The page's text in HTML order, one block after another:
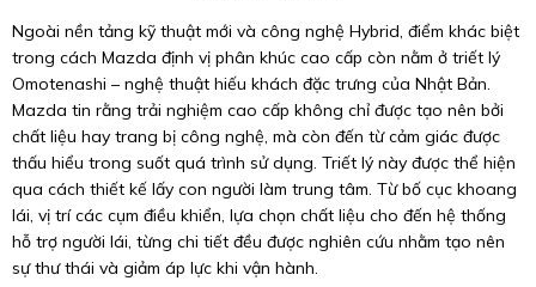
Ngoài nền tảng kỹ thuật mới và công nghệ Hybrid, điểm khác biệt
trong cách Mazda định vị phân khúc cao cấp còn nằm ở triết lý
Omotenashi – nghệ thuật hiếu khách đặc trưng của Nhật Bản.
Mazda tin rằng trải nghiệm cao cấp không chỉ được tạo nên bởi
chất liệu hay trang bị công nghệ, mà còn đến từ cảm giác được
thấu hiểu trong suốt quá trình sử dụng. Triết lý này được thể hiện
qua cách thiết kế lấy con người làm trung tâm. Từ bố cục khoang
lái, vị trí các cụm điều khiển, lựa chọn chất liệu cho đến hệ thống
hỗ trợ người lái, từng chi tiết đều được nghiên cứu nhằm tạo nên
sự thư thái và giảm áp lực khi vận hành.